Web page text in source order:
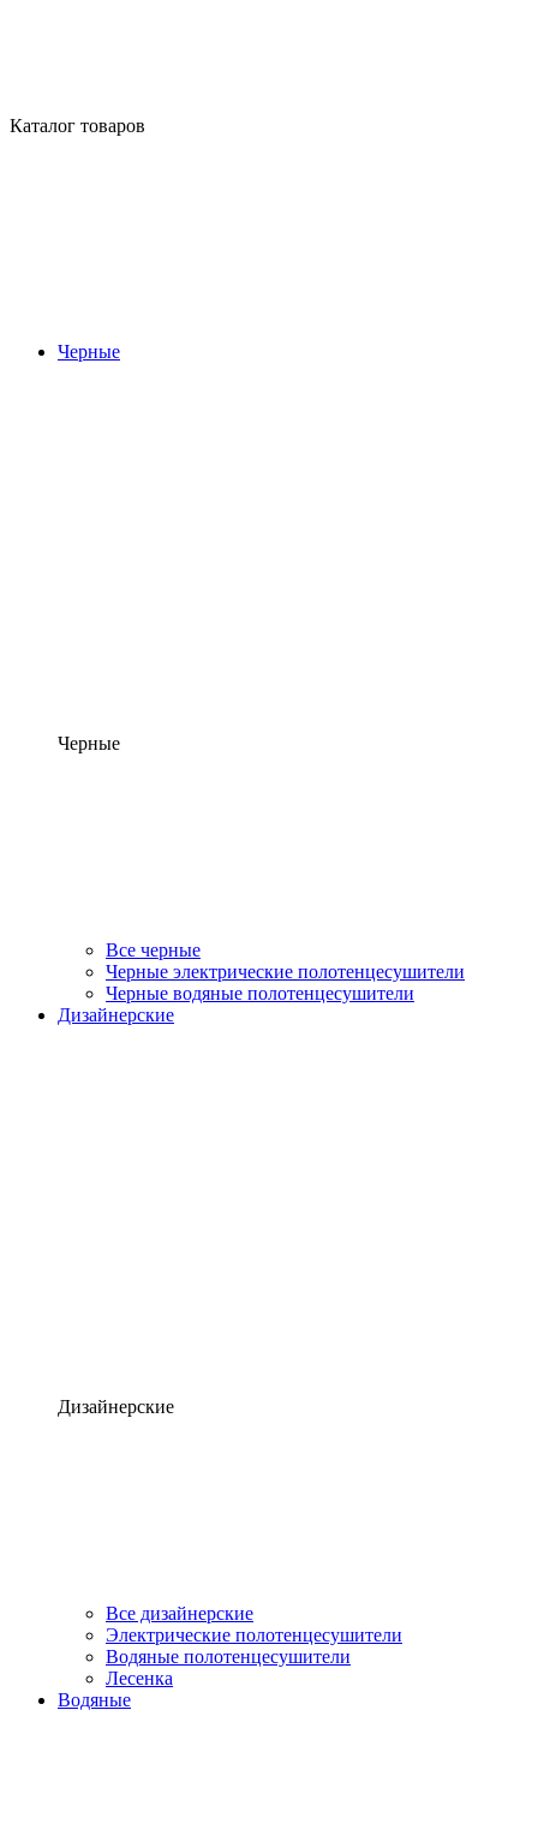
Каталог товаров
Черные
Черные
Все черные
Черные электрические полотенцесушители
Черные водяные полотенцесушители
Дизайнерские
Дизайнерские
Все дизайнерские
Электрические полотенцесушители
Водяные полотенцесушители
Лесенка
Водяные